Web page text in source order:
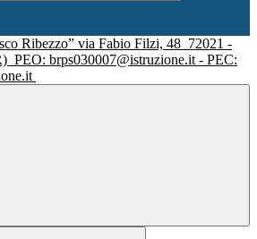
via Fabio Filzi, 48 72021 -
PEO: brps030007@istruzione.it - PEC: